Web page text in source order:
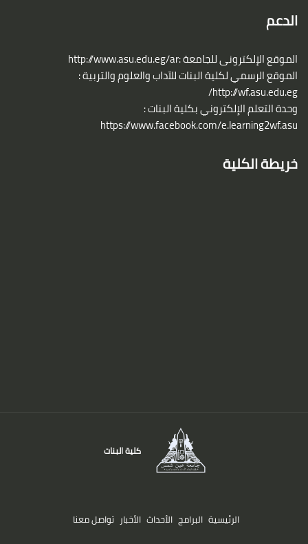
الدعم
الموقع الإلكترونى للجامعة :http://www.asu.edu.eg/ar
الموقع الرسمي لكلية البنات للآداب والعلوم والتربية :
http://wf.asu.edu.eg/
وحدة التعلم الإلكتروني بكلية البنات :
https://www.facebook.com/e.learning2wf.asu
خريطة الكلية
كلية البنات
الرئيسية البرامج الأحداث الأخبار تواصل معنا